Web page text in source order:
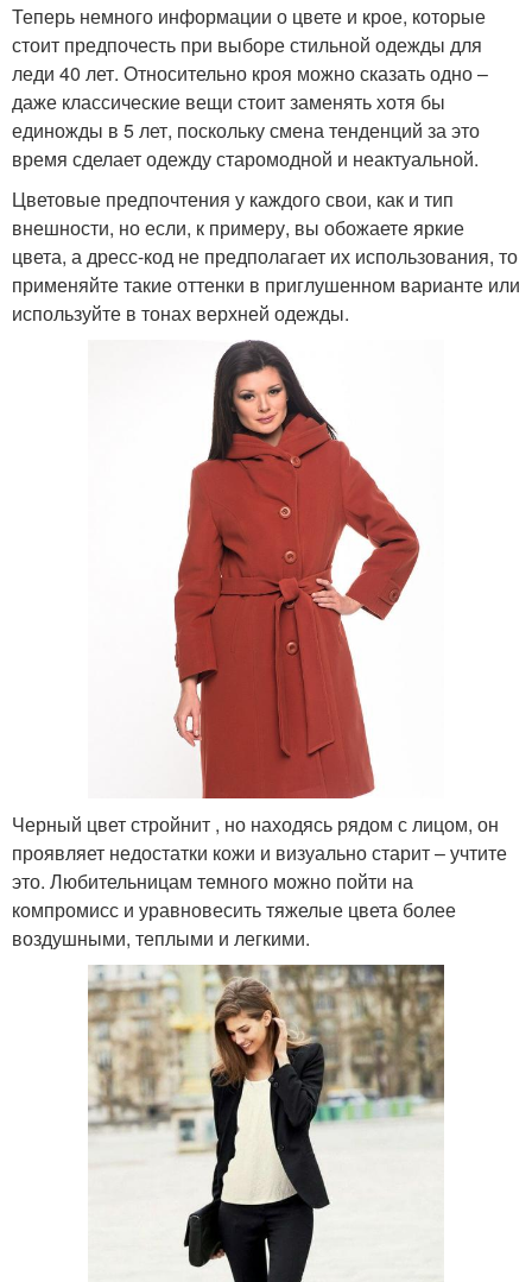
Теперь немного информации о цвете и крое, которые
стоит предпочесть при выборе стильной одежды для
леди 40 лет. Относительно кроя можно сказать одно –
даже классические вещи стоит заменять хотя бы
единожды в 5 лет, поскольку смена тенденций за это
время сделает одежду старомодной и неактуальной.
Цветовые предпочтения у каждого свои, как и тип
внешности, но если, к примеру, вы обожаете яркие
цвета, а дресс-код не предполагает их использования, то
применяйте такие оттенки в приглушенном варианте или
используйте в тонах верхней одежды.
Черный цвет стройнит , но находясь рядом с лицом, он
проявляет недостатки кожи и визуально старит – учтите
это. Любительницам темного можно пойти на
компромисс и уравновесить тяжелые цвета более
воздушными, теплыми и легкими.